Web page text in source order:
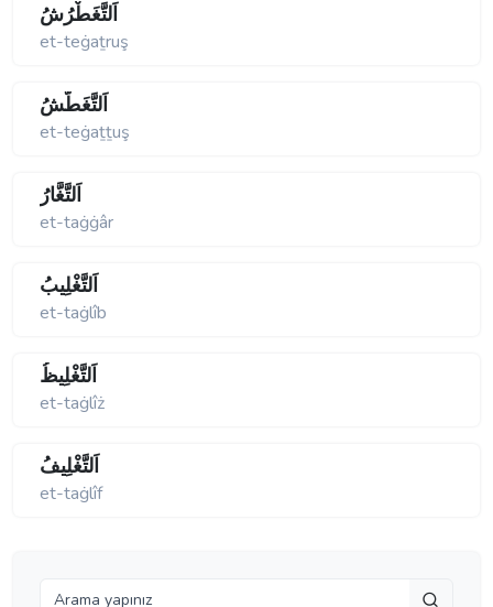
اَلتَّغَطْرُشُ
et-teġaṯruş
اَلتَّغَطُّشُ
et-teġaṯṯuş
اَلتَّغَّارُ
et-taġġâr
اَلتَّغْلِيبُ
et-taġlîb
اَلتَّغْلِيظُ
et-taġlîż
اَلتَّغْلِيفُ
et-taġlîf